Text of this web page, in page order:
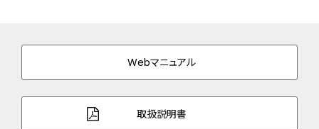
三ツ折れプッシュタイプ
バンド幅 19.0mm
バンド調整可能サイ
146～212mm
Webマニュアル
取扱説明書